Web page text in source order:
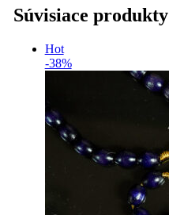
Súvisiace produkty
Hot
-38%